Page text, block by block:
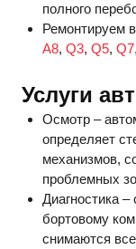
полного
Ремонтируем
A8, Q3, Q5, Q7,
Услуги
Осмотр –
определяет
механизмов,
проблемных
Диагностика
бортовому
снимаются